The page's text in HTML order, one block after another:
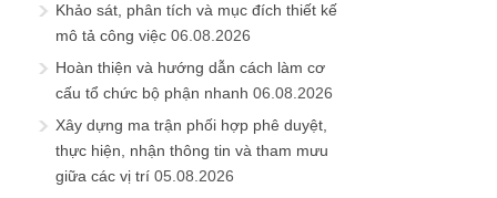
Khảo sát, phân tích và mục đích thiết kế
mô tả công việc 06.08.2026
Hoàn thiện và hướng dẫn cách làm cơ
cấu tổ chức bộ phận nhanh 06.08.2026
Xây dựng ma trận phối hợp phê duyệt,
thực hiện, nhận thông tin và tham mưu
giữa các vị trí 05.08.2026